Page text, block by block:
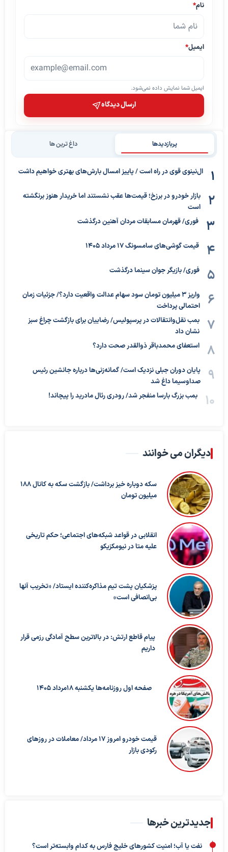
نام*
ایمیل*
ایمیل شما نمایش داده نمی‌شود.
ارسال دیدگاه
پربازدیدها داغ ترین ها
ال‌نینوی قوی در راه است / پاییز امسال بارش‌های بهتری خواهیم داشت
بازار خودرو در برزخ؛ قیمت‌ها عقب نشستند اما خریدار هنوز برنگشته
است
فوری/ قهرمان مسابقات مردان آهنین درگذشت
قیمت گوشی‌های سامسونگ 17 مرداد 1405
فوری/ بازیگر جوان سینما درگذشت
واریز ۳ میلیون تومان سود سهام عدالت واقعیت دارد؟/ جزئیات زمان
احتمالی پرداخت
بمب نقل‌وانتقالات در پرسپولیس/ رضاییان برای بازگشت چراغ سبز
نشان داد
استعفای محمدباقر ذوالقدر صحت دارد؟
پایان دوران جبلی نزدیک است/ گمانه‌زنی‌ها درباره جانشین رئیس
صداوسیما داغ شد
بمب بزرگ بارسا منفجر شد/ رودری رئال مادرید را پیچاند!
دیگران می خوانند
سکه دوباره خیز برداشت/ بازگشت سکه به کانال ۱۸۸
میلیون تومان
انقلابی در قواعد شبکه‌های اجتماعی؛ حکم تاریخی
علیه متا در نیومکزیکو
پزشکیان پشت تیم مذاکره‌کننده ایستاد/ «تخریب آنها
بی‌انصافی است»
پیام قاطع ارتش: در بالاترین سطح آمادگی رزمی قرار
داریم
صفحه اول روزنامه‌ها یکشنبه 18مرداد 1405
قیمت خودرو امروز ۱۷ مرداد/ معاملات در روزهای
رکودی بازار
جدیدترین خبرها
نفت یا آب؛ امنیت کشورهای خلیج فارس به کدام وابسته‌تر است؟